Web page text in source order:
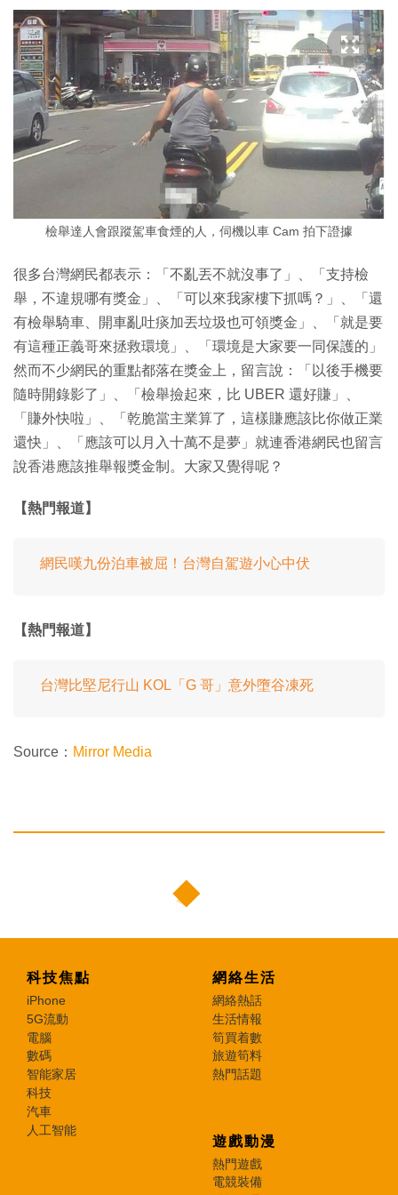
檢舉達人會跟蹤駕車食煙的人，伺機以車 Cam 拍下證據
很多台灣網民都表示：「不亂丟不就沒事了」、「支持檢
舉，不違規哪有獎金」、「可以來我家樓下抓嗎？」、「還
有檢舉騎車、開車亂吐痰加丟垃圾也可領獎金」、「就是要
有這種正義哥來拯救環境」、「環境是大家要一同保護的」
然而不少網民的重點都落在獎金上，留言說：「以後手機要
隨時開錄影了」、「檢舉撿起來，比 UBER 還好賺」、
「賺外快啦」、「乾脆當主業算了，這樣賺應該比你做正業
還快」、「應該可以月入十萬不是夢」就連香港網民也留言
說香港應該推舉報獎金制。大家又覺得呢？
【熱門報道】
網民嘆九份泊車被屈！台灣自駕遊小心中伏
【熱門報道】
台灣比堅尼行山 KOL「G 哥」意外墮谷凍死
Source： Mirror Media
科技焦點
iPhone
5G流動
電腦
數碼
智能家居
科技
汽車
人工智能
網絡生活
網絡熱話
生活情報
筍買着數
旅遊筍料
熱門話題
遊戲動漫
熱門遊戲
電競裝備